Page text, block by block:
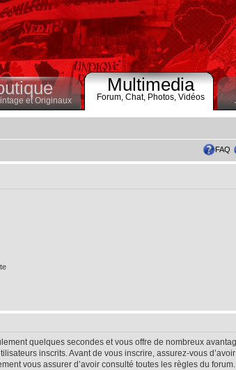
et Originaux
Multimedia
Forum, Chat, Photos, Vidéos
FAQ
quelques secondes et vous offre de nombreux
inscrits. Avant de vous inscrire, assurez-vous
vous assurer d’avoir consulté toutes les règles du forum.